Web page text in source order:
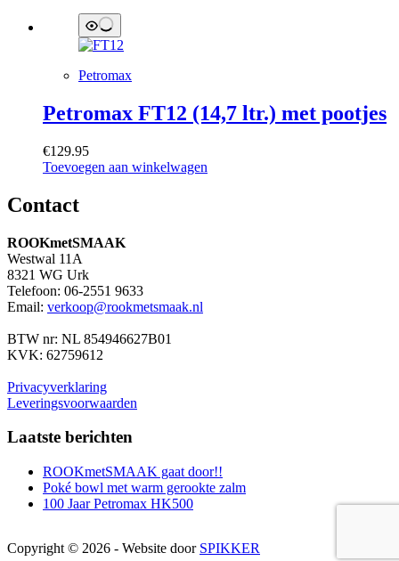
Petromax
Petromax FT12 (14,7 ltr.) met pootjes
€129.95
Toevoegen aan winkelwagen
Contact
ROOKmetSMAAK
Westwal 11A
8321 WG Urk
Telefoon: 06-2551 9633
Email: verkoop@rookmetsmaak.nl
BTW nr: NL 854946627B01
KVK: 62759612
Privacyverklaring
Leveringsvoorwaarden
Laatste berichten
ROOKmetSMAAK gaat door!!
Poké bowl met warm gerookte zalm
100 Jaar Petromax HK500
Copyright © 2026 - Website door SPIKKER